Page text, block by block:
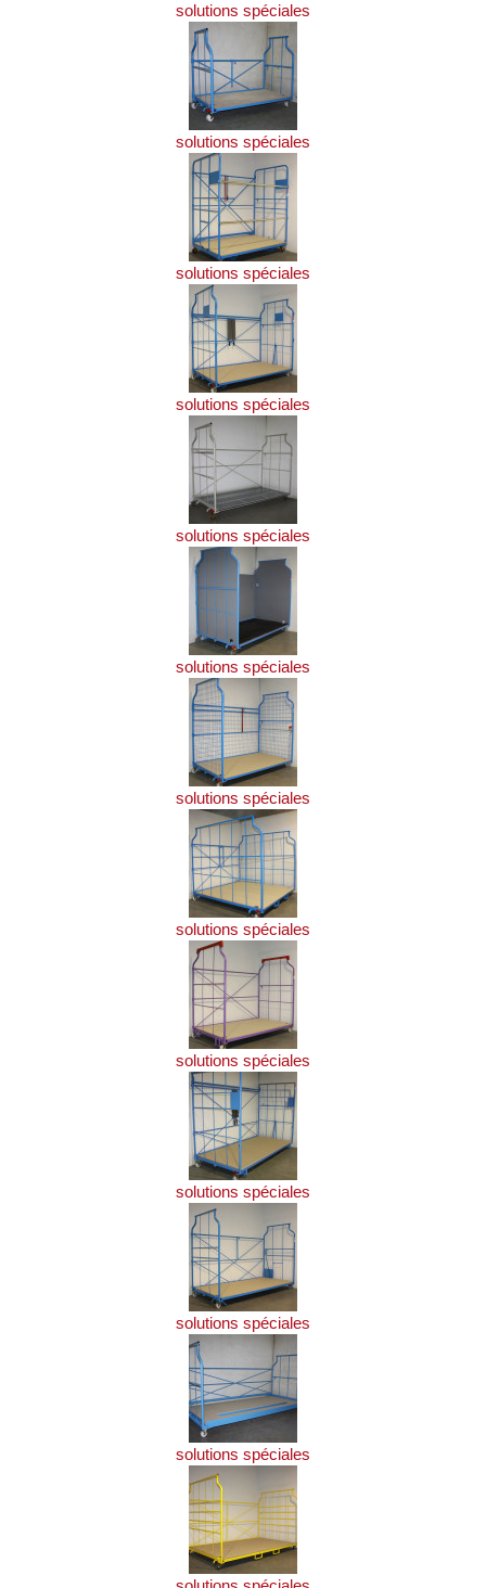
solutions spéciales
solutions spéciales
solutions spéciales
solutions spéciales
solutions spéciales
solutions spéciales
solutions spéciales
solutions spéciales
solutions spéciales
solutions spéciales
solutions spéciales
solutions spéciales